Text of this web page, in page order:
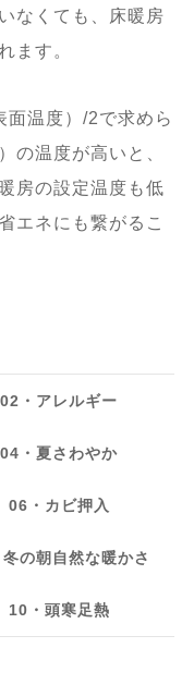
なくても、床暖房
ます。
面温度）/2で求めら
の温度が高いと、
房の設定温度も低
エネにも繋がるこ
02・アレルギー
04・夏さわやか
06・カビ押入
の朝自然な暖かさ
10・頭寒足熱